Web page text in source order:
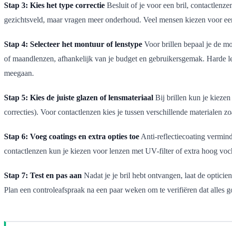
Stap 3: Kies het type correctie Besluit of je voor een bril,
gezichtsveld, maar vragen meer onderhoud. Veel mensen kiezen voor
Stap 4: Selecteer het montuur of lenstype Voor brillen bepaal je de
of maandlenzen, afhankelijk van je budget en gebruikersgemak. Harde
meegaan.
Stap 5: Kies de juiste glazen of lensmateriaal Bij brillen kun je kiezen
correcties). Voor contactlenzen kies je tussen verschillende materialen
Stap 6: Voeg coatings en extra opties toe Anti-reflectiecoating
contactlenzen kun je kiezen voor lenzen met UV-filter of extra hoog
Stap 7: Test en pas aan Nadat je je bril hebt ontvangen, laat de
Plan een controleafspraak na een paar weken om te verifiëren dat alles